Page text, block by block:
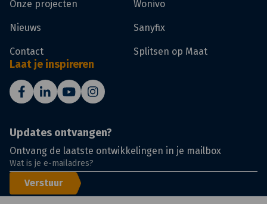
Onze projecten
Nieuws
Contact
Wonivo
Sanyfix
Splitsen op Maat
Laat je inspireren
Updates ontvangen?
Ontvang de laatste ontwikkelingen in je mailbox
Verstuur